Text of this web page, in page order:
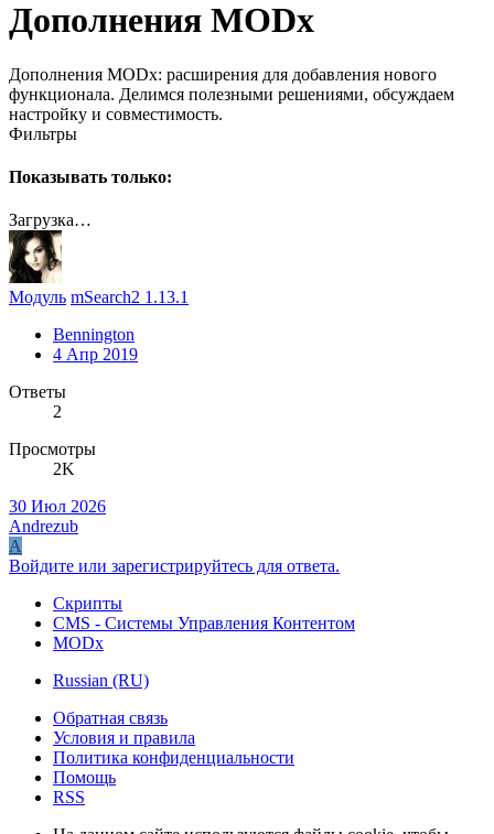
Дополнения MODx
Дополнения MODx: расширения для добавления нового
функционала. Делимся полезными решениями, обсуждаем
настройку и совместимость.
Фильтры
Показывать только:
Загрузка…
Модуль mSearch2 1.13.1
Bennington
4 Апр 2019
Ответы
2
Просмотры
2K
30 Июл 2026
Andrezub
A
Войдите или зарегистрируйтесь для ответа.
Скрипты
CMS - Системы Управления Контентом
MODx
Russian (RU)
Обратная связь
Условия и правила
Политика конфиденциальности
Помощь
RSS